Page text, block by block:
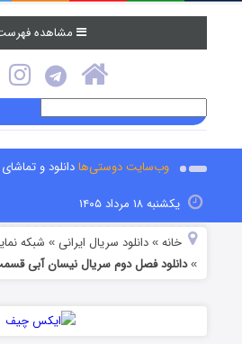
مشاهده
وب‌سایت دوستی‌هادانلود و
یکشنبه ۱۸ مرداد ۱۴۰۵
خانه »دانلود سریال ایرانی » شبکه
»دانلود فصل دوم سریال نیسان آبی قسمت 11